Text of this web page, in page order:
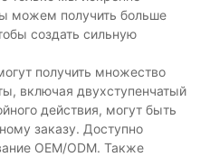
можем получить больше
создать сильную
получить множество
включая двухступенчатый
действия, могут быть
заказу. Доступно
OEM/ODM. Также